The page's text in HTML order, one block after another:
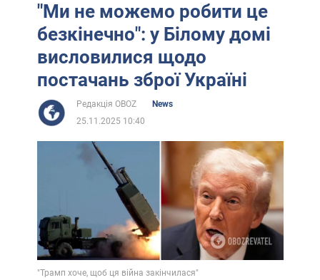
"Ми не можемо робити це
безкінечно": у Білому домі
висловилися щодо
постачань зброї Україні
Редакція OBOZ
News
25.11.2025 10:40
"Трамп хоче, щоб ця війна закінчилася"